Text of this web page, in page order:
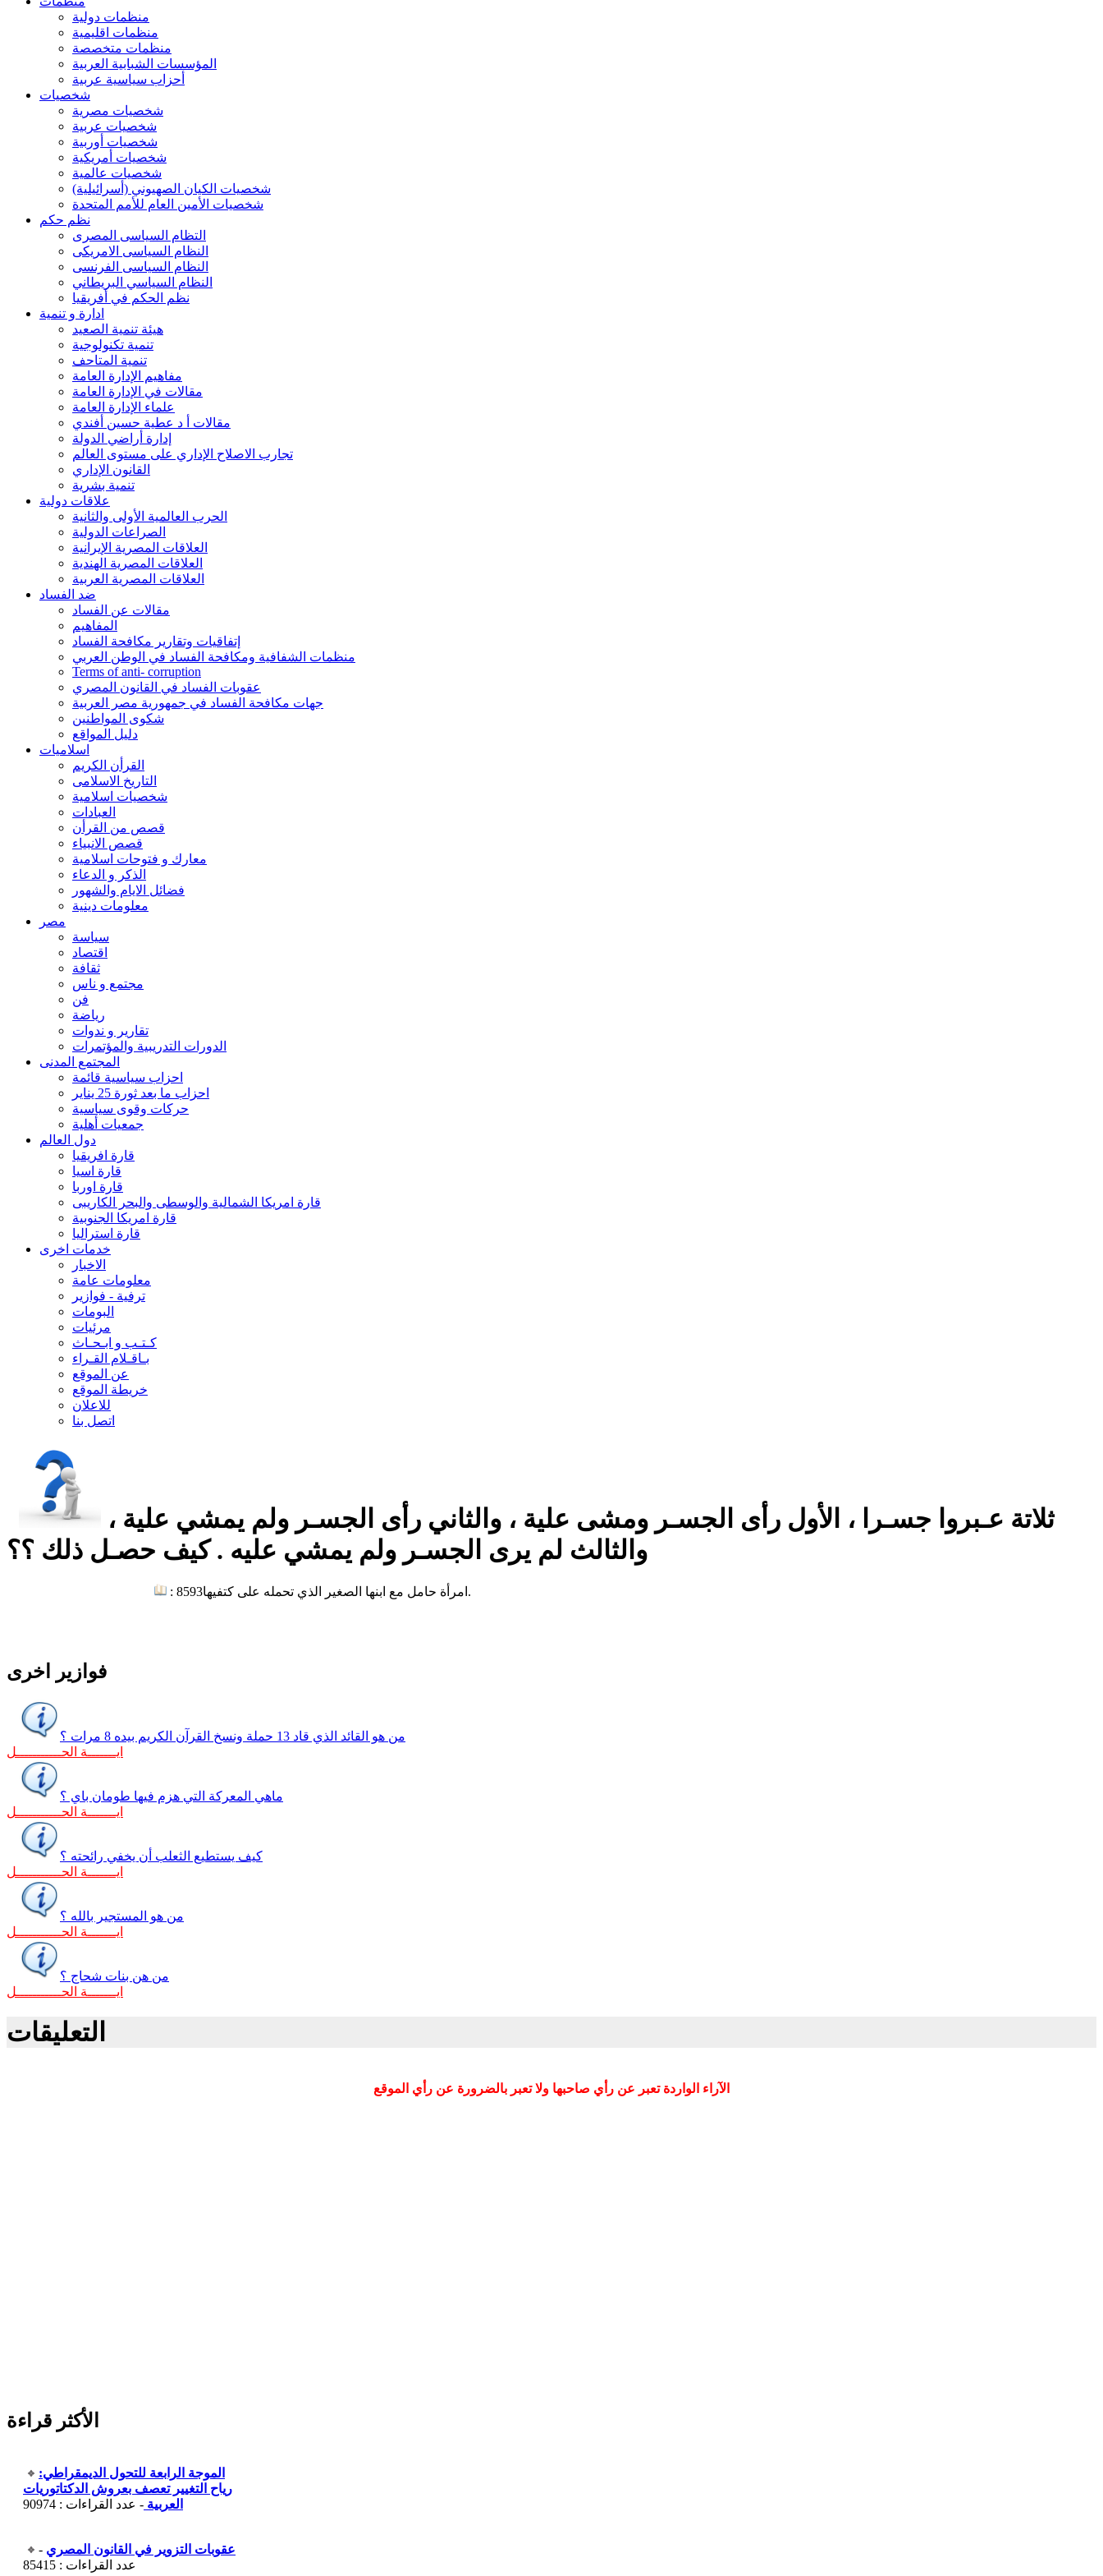
منظمات دولية
منظمات اقليمية
منظمات متخصصة
المؤسسات الشبابية العربية
أحزاب سياسية عربية
شخصيات
شخصيات مصرية
شخصيات عربية
شخصيات أوربية
شخصيات أمريكية
شخصيات عالمية
شخصيات الكيان الصهيوني (أسرائيلية)
شخصيات الأمين العام للأمم المتحدة
نظم حكم
التظام السياسى المصرى
النظام السياسى الامريكى
النظام السياسى الفرنسى
النظام السياسي البريطاني
نظم الحكم في أفريقيا
ادارة و تنمية
هيئة تنمية الصعيد
تنمية تكنولوجية
تنمية المتاحف
مفاهيم الإدارة العامة
مقالات في الإدارة العامة
علماء الإدارة العامة
مقالات أ د عطية حسين أفندي
إدارة أراضي الدولة
تجارب الاصلاح الإداري على مستوى العالم
القانون الإداري
تنمية بشرية
علاقات دولية
الحرب العالمية الأولى والثانية
الصراعات الدولية
العلاقات المصرية الإيرانية
العلاقات المصرية الهندية
العلاقات المصرية العربية
ضد الفساد
مقالات عن الفساد
المفاهيم
إتفاقيات وتقارير مكافحة الفساد
منظمات الشفافية ومكافحة الفساد في الوطن العربي
Terms of anti- corruption
عقوبات الفساد في القانون المصري
جهات مكافحة الفساد في جمهورية مصر العربية
شكوى المواطنين
دليل المواقع
اسلاميات
القرأن الكريم
التاريخ الاسلامى
شخصيات اسلامية
العبادات
قصص من القرأن
قصص الانبياء
معارك و فتوحات اسلامية
الذكر و الدعاء
فضائل الايام والشهور
معلومات دينية
مصر
سياسة
اقتصاد
ثقافة
مجتمع و ناس
فن
رياضة
تقارير و ندوات
الدورات التدريبية والمؤتمرات
المجتمع المدنى
احزاب سياسية قائمة
احزاب ما بعد ثورة 25 يناير
حركات وقوى سياسية
جمعيات أهلية
دول العالم
قارة افريقيا
قارة اسيا
قارة اوربا
قارة امريكا الشمالية والوسطى والبحر الكاريبى
قارة امريكا الجنوبية
قارة استراليا
خدمات اخرى
الاخبار
معلومات عامة
ترفية - فوازير
البومات
مرئيات
كـتـب و ابـحـاث
بـاقـلام القـراء
عن الموقع
خريطة الموقع
للاعلان
اتصل بنا
والثالث لم يرى الجسـر ولم يمشي عليه . كيف حصـل ذلك ؟؟
: 8593 امرأة حامل مع ابنها الصغير الذي تحمله على كتفيها.
فوازير اخرى
من هو القائد الذي قاد 13 حملة ونسخ القرآن الكريم بيده 8 مرات ؟
ايـــــــة الحـــــــــــل
ماهي المعركة التي هزم فيها طومان باي ؟
ايـــــــة الحـــــــــــل
كيف يستطيع الثعلب أن يخفي رائحته ؟
ايـــــــة الحـــــــــــل
من هو المستجير بالله ؟
ايـــــــة الحـــــــــــل
من هن بنات شحاج ؟
ايـــــــة الحـــــــــــل
التعليقات
الآراء الواردة تعبر عن رأي صاحبها ولا تعبر بالضرورة عن رأي الموقع
الأكثر قراءة
الموجة الرابعة للتحول الديمقراطي:
رياح التغيير تعصف بعروش الدكتاتوريات
العربية - عدد القراءات : 90974
عقوبات التزوير في القانون المصري -
عدد القراءات : 85415